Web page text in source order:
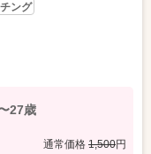
ング
27歳
通常価格 1,500円